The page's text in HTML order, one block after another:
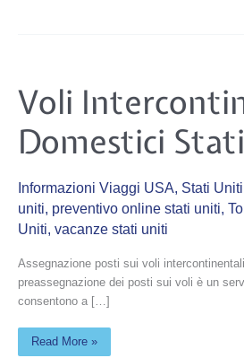
Voli
Domestici
Informazioni Viaggi USA, Stati Uniti
uniti, preventivo online stati uniti,
Uniti, vacanze stati uniti
Assegnazione posti sui voli
preassegnazione dei posti sui voli è un
consentono a […]
Voli
Intercontinentali
e
Domestici
Stati
Uniti
Read More »